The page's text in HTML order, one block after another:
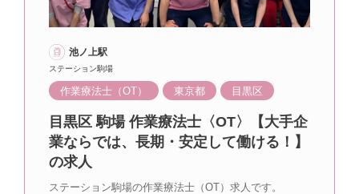
池ノ上駅
ステーション駒場
作業療法士（OT） 東京都 目黒区
目黒区 駒場 作業療法士〈OT〉【大手企
業ならでは、長期・安定して働ける！】
の求人
ステーション駒場の作業療法士（OT）求人です。